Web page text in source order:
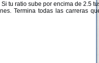
Si tu ratio sube por encima de 2.5
Termina todas las carreras